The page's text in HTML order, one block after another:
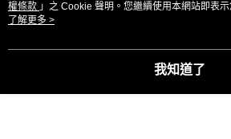
權條款 」之 Cookie 聲明。您繼續使用本網站即表
用條款之 Cookie 聲明使用 cookie。
了解更多 >
我知道了